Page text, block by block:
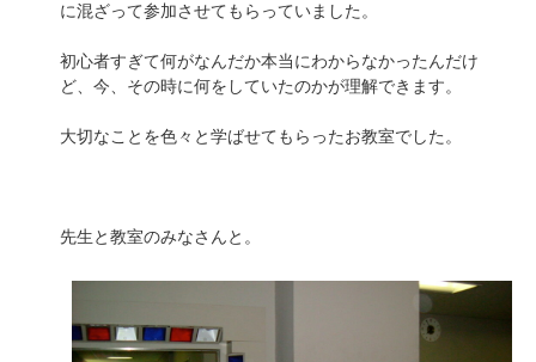
に混ざって参加させてもらっていました。
初心者すぎて何がなんだか本当にわからなかったんだけ
ど、今、その時に何をしていたのかが理解できます。
大切なことを色々と学ばせてもらったお教室でした。
先生と教室のみなさんと。